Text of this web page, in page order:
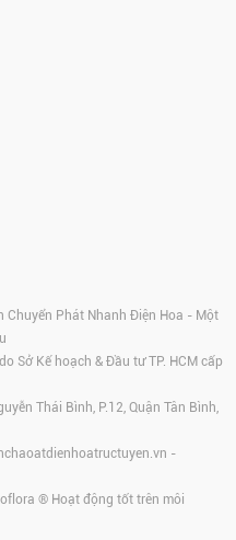
Phát Nhanh Điện Hoa - Một
Sở Kế hoạch & Đầu tư TP. HCM cấp
Thái Bình, P.12, Quận Tân Bình,
-
® Hoạt động tốt trên môi